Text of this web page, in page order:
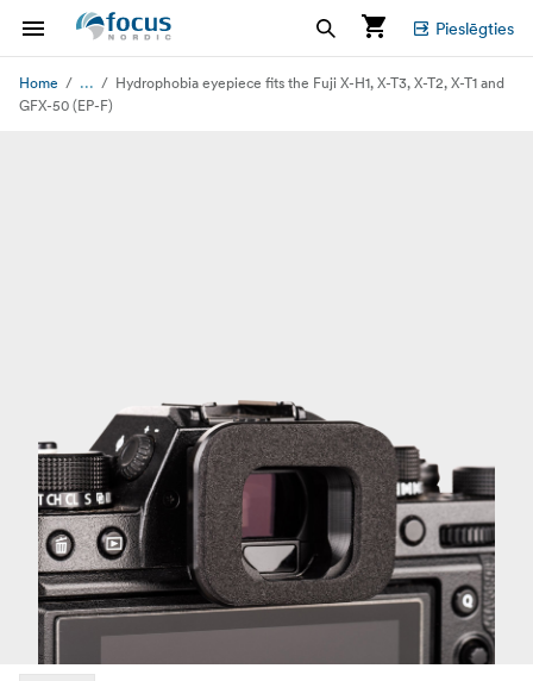
Pieslēgties
Home ...
Hydrophobia eyepiece fits the Fuji X-H1, X-T3, X-T2, X-T1 and
GFX-50 (EP-F)